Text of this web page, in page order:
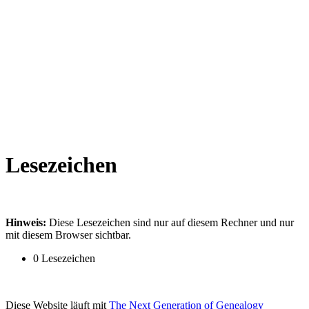
Lesezeichen
Hinweis: Diese Lesezeichen sind nur auf diesem Rechner und nur
mit diesem Browser sichtbar.
0 Lesezeichen
Diese Website läuft mit The Next Generation of Genealogy